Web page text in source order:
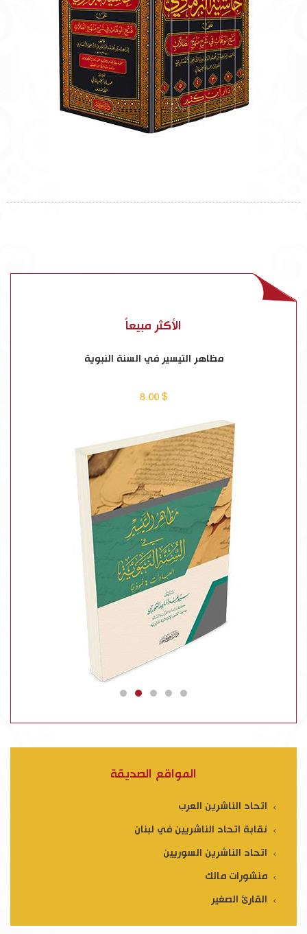
الأكثر مبيعاً
مظاهر التيسير في السنة النبوية
$ 8.00
المواقع الصديقة
اتحاد الناشرين العرب
نقابة اتحاد الناشريين في لبنان
اتحاد الناشرين السوريين
منشورات مالك
القارئ الصغير